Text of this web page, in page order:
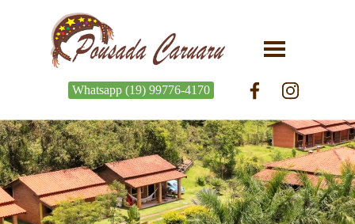
Whatsapp (19) 99776-4170